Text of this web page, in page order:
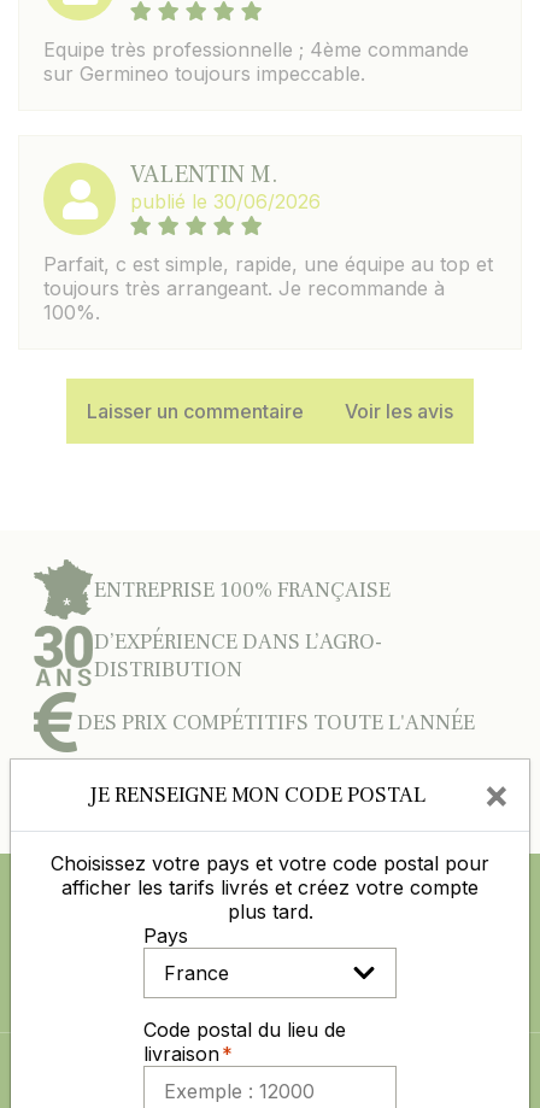
Equipe très professionnelle ; 4ème commande
sur Germineo toujours impeccable.
VALENTIN M.
publié le 30/06/2026
Parfait, c est simple, rapide, une équipe au top et
toujours très arrangeant. Je recommande à
100%.
Laisser un commentaire Voir les avis
ENTREPRISE 100% FRANÇAISE
D’EXPÉRIENCE DANS L’AGRO-
DISTRIBUTION
DES PRIX COMPÉTITIFS TOUTE L'ANNÉE
PAIEMENT 100% SÉCURISÉ
SUIVEZ NOUS AUSSI SUR
ABONNEZ-VOUS À LA NEWSLETTER
JE RENSEIGNE MON CODE POSTAL ×
Choisissez votre pays et votre code postal pour
afficher les tarifs livrés et créez votre compte
plus tard.
Pays
Code postal du lieu de
livraison